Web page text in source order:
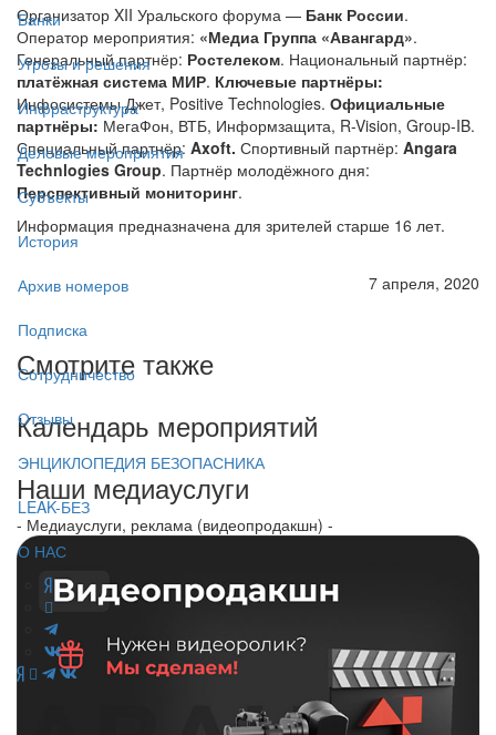
Банки
Угрозы и решения
Инфраструктура
Деловые мероприятия
Субъекты
История
Архив номеров
Подписка
Сотрудничество
Отзывы
ЭНЦИКЛОПЕДИЯ БЕЗОПАСНИКА
LEAK-БЕЗ
О НАС
Организатор XII Уральского форума — Банк России.
Оператор мероприятия: «Медиа Группа «Авангард».
Генеральный партнёр: Ростелеком. Национальный партнёр:
платёжная система МИР. Ключевые партнёры:
Инфосистемы Джет, Positive Technologies. Официальные
партнёры: МегаФон, ВТБ, Информзащита, R-Vision, Group-IB.
Специальный партнёр: Axoft. Спортивный партнёр: Angara
Technlogies Group. Партнёр молодёжного дня:
Перспективный мониторинг.
Информация предназначена для зрителей старше 16 лет.
7 апреля, 2020
Смотрите также
Календарь мероприятий
Наши медиауслуги
- Медиауслуги, реклама (видеопродакшн) -